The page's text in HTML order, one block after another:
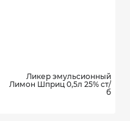
Ликер эмульсионный
Лимон Шприц 0,5л 25% ст/
б